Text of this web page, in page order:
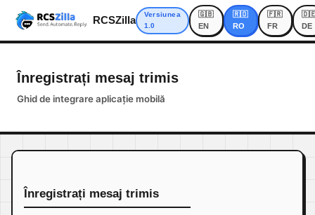
RCSZilla
Versiunea
1.0
🇬🇧
EN
🇷🇴
RO
🇫🇷
FR
DE
Înregistrați mesaj trimis
Ghid de integrare aplicație mobilă
Înregistrați mesaj trimis